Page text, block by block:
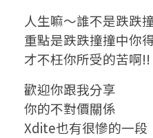
人生嘛〜誰不是跌跌
重點是跌跌撞撞中你
才不枉你所受的苦啊!!
歡迎你跟我分享
你的不對價關係
Xdite也有很慘的一段